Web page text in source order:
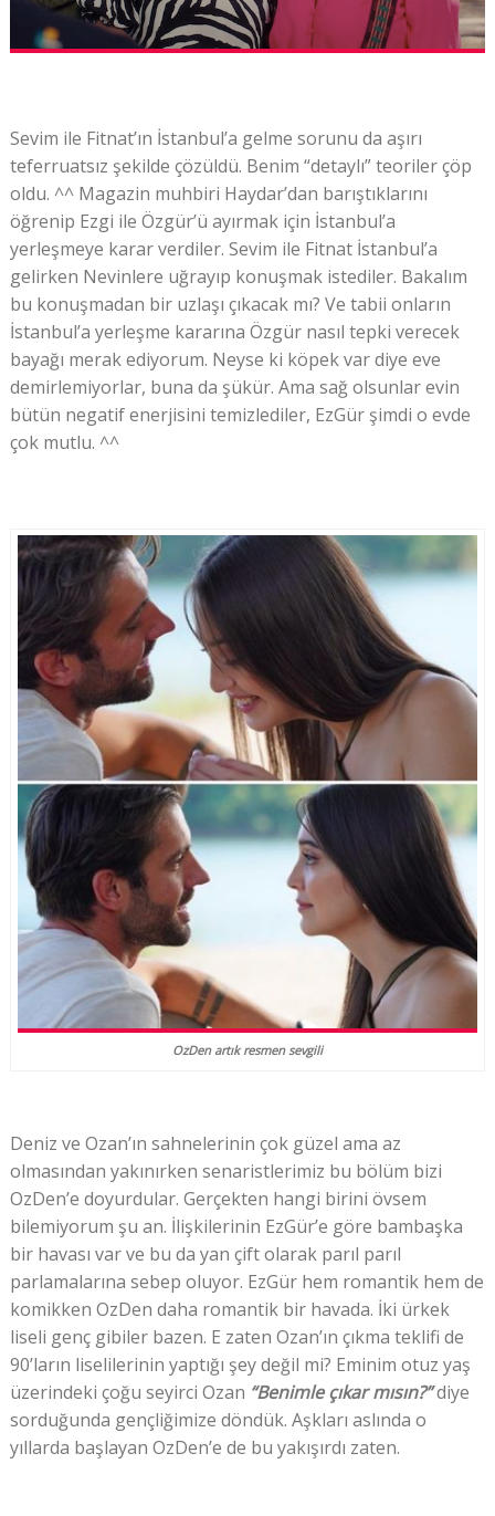
Sevim ile Fitnat’ın İstanbul’a gelme sorunu da aşırı
teferruatsız şekilde çözüldü. Benim “detaylı” teoriler çöp
oldu. ^^ Magazin muhbiri Haydar’dan barıştıklarını
öğrenip Ezgi ile Özgür’ü ayırmak için İstanbul’a
yerleşmeye karar verdiler. Sevim ile Fitnat İstanbul’a
gelirken Nevinlere uğrayıp konuşmak istediler. Bakalım
bu konuşmadan bir uzlaşı çıkacak mı? Ve tabii onların
İstanbul’a yerleşme kararına Özgür nasıl tepki verecek
bayağı merak ediyorum. Neyse ki köpek var diye eve
demirlemiyorlar, buna da şükür. Ama sağ olsunlar evin
bütün negatif enerjisini temizlediler, EzGür şimdi o evde
çok mutlu. ^^
OzDen artık resmen sevgili
Deniz ve Ozan’ın sahnelerinin çok güzel ama az
olmasından yakınırken senaristlerimiz bu bölüm bizi
OzDen’e doyurdular. Gerçekten hangi birini övsem
bilemiyorum şu an. İlişkilerinin EzGür’e göre bambaşka
bir havası var ve bu da yan çift olarak parıl parıl
parlamalarına sebep oluyor. EzGür hem romantik hem de
komikken OzDen daha romantik bir havada. İki ürkek
liseli genç gibiler bazen. E zaten Ozan’ın çıkma teklifi de
90’ların liselilerinin yaptığı şey değil mi? Eminim otuz yaş
üzerindeki çoğu seyirci Ozan “Benimle çıkar mısın?”diye
sorduğunda gençliğimize döndük. Aşkları aslında o
yıllarda başlayan OzDen’e de bu yakışırdı zaten.